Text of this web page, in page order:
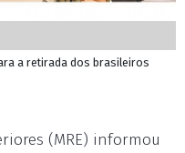
a retirada dos brasileiros
(MRE) informou